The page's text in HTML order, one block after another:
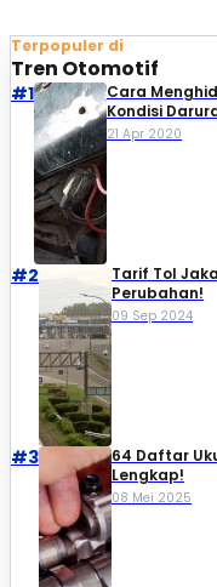
Terpopuler di
Tren Otomotif
#1
Cara
Kondisi
21 Apr 2020
#2
Tarif Tol
Perubahan!
09 Sep 2024
#3
64 Daftar
Lengkap!
08 Mei 2025